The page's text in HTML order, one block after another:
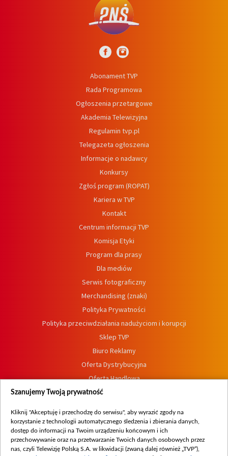
Abonament TVP
Rada Programowa
Ogłoszenia przetargowe
Akademia Telewizyjna
Regulamin tvp.pl
Telegazeta ogłoszenia
Informacje o nadawcy
Konkursy
Zgłoś program (ROPAT)
Kariera w TVP
Kontakt
Centrum informacji TVP
Komisja Etyki
Program dla prasy
Dla mediów
Serwis fotograficzny
Merchandising (znaki)
Polityka Prywatności
Polityka przeciwdziałania nadużyciom i korupcji
Sklep TVP
Biuro Reklamy
Oferta Dystrybucyjna
Oferta Handlowa
Dostępność
Procedura zgłoszeń wewnętrznych
Szanujemy Twoją prywatność
Kliknij "Akceptuję i przechodzę do serwisu", aby wyrazić zgody na
korzystanie z technologii automatycznego śledzenia i zbierania danych,
dostęp do informacji na Twoim urządzeniu końcowym i ich
przechowywanie oraz na przetwarzanie Twoich danych osobowych przez
nas, czyli Telewizję Polską S.A. w likwidacji (zwaną dalej również „TVP”),